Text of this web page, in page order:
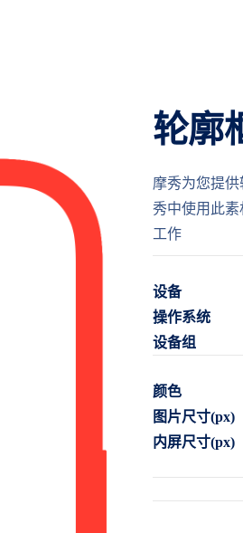
轮廓
摩秀为您提
秀中使用此
工作
设备
操作系统
设备组
颜色
图片尺寸(px)
内屏尺寸(px)